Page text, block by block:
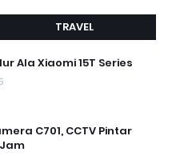
TRAVEL
Ala Xiaomi 15T Series
C701, CCTV Pintar